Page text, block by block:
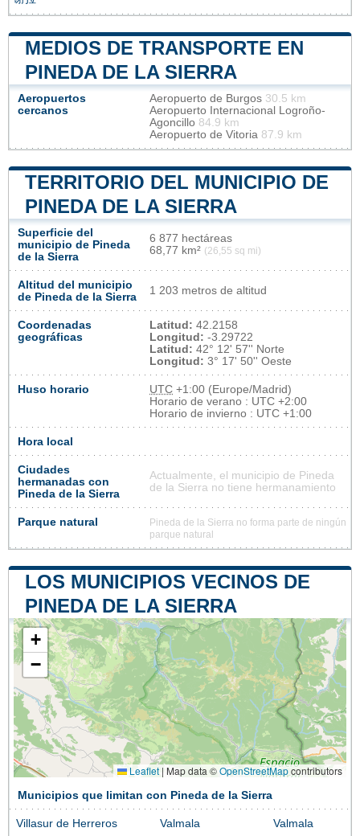
MEDIOS DE TRANSPORTE EN
PINEDA DE LA SIERRA
Aeropuertos
cercanos
Aeropuerto de Burgos 30.5 km
Aeropuerto Internacional Logroño-
Agoncillo 84.9 km
Aeropuerto de Vitoria 87.9 km
TERRITORIO DEL MUNICIPIO DE
PINEDA DE LA SIERRA
Superficie del
municipio de Pineda
de la Sierra
6 877 hectáreas
68,77 km² (26,55 sq mi)
Altitud del municipio
de Pineda de la Sierra
1 203 metros de altitud
Coordenadas
geográficas
Latitud: 42.2158
Longitud: -3.29722
Latitud: 42° 12' 57'' Norte
Longitud: 3° 17' 50'' Oeste
Huso horario UTC +1:00 (Europe/Madrid)
Horario de verano : UTC +2:00
Horario de invierno : UTC +1:00
Hora local
Ciudades
hermanadas con
Pineda de la Sierra
Actualmente, el municipio de Pineda
de la Sierra no tiene hermanamiento
Parque natural
Pineda de la Sierra no forma parte de ningún
parque natural
LOS MUNICIPIOS VECINOS DE
PINEDA DE LA SIERRA
+
−
Leaflet | Map data ©OpenStreetMapcontributors
Municipios que limitan con Pineda de la Sierra
Villasur de Herreros Valmala Valmala